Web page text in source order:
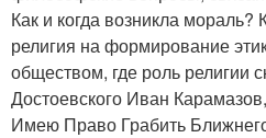
Как и когда возникла мораль?
религия на формирование
обществом, где роль религии
Достоевского Иван
Имею Право Грабить